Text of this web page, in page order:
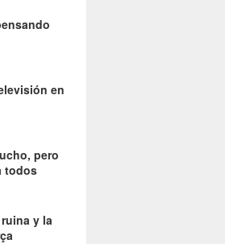
en
pero
todos
y la